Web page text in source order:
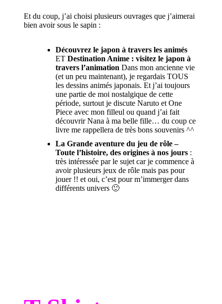
Et du coup, j’ai choisi plusieurs ouvrages que j’aimerai
bien avoir sous le sapin :
Découvrez le japon à travers les animés
ET Destination Anime : visitez le japon à
travers l’animation Dans mon ancienne vie
(et un peu maintenant), je regardais TOUS
les dessins animés japonais. Et j’ai toujours
une partie de moi nostalgique de cette
période, surtout je discute Naruto et One
Piece avec mon filleul ou quand j’ai fait
découvrir Nana à ma belle fille… du coup ce
livre me rappellera de très bons souvenirs ^^
La Grande aventure du jeu de rôle –
Toute l’histoire, des origines à nos jours :
très intéressée par le sujet car je commence à
avoir plusieurs jeux de rôle mais pas pour
jouer !! et oui, c’est pour m’immerger dans
différents univers 🙂